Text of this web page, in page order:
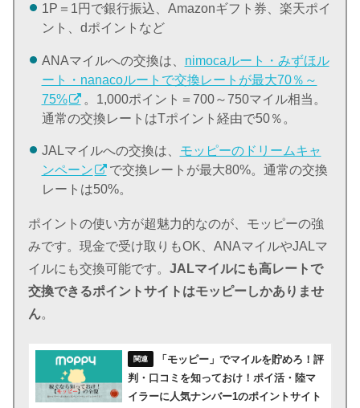
1P＝1円で銀行振込、Amazonギフト券、楽天ポイ
ント、dポイントなど
ANAマイルへの交換は、 nimocaルート・みずほル
ート・nanacoルートで交換レートが最大70％～
75%
。1,000ポイント＝700～750マイル相当。
通常の交換レートはTポイント経由で50％。
JALマイルへの交換は、 モッピーのドリームキャ
ンペーン
で交換レートが最大80%。通常の交換
レートは50%。
ポイントの使い方が超魅力的なのが、モッピーの強
みです。現金で受け取りもOK、ANAマイルやJALマ
イルにも交換可能です。JALマイルにも高レートで
交換できるポイントサイトはモッピーしかありませ
ん。
「モッピー」でマイルを貯めろ！評
判・口コミを知っておけ！ポイ活・陸マ
イラーに人気ナンバー1のポイントサイト